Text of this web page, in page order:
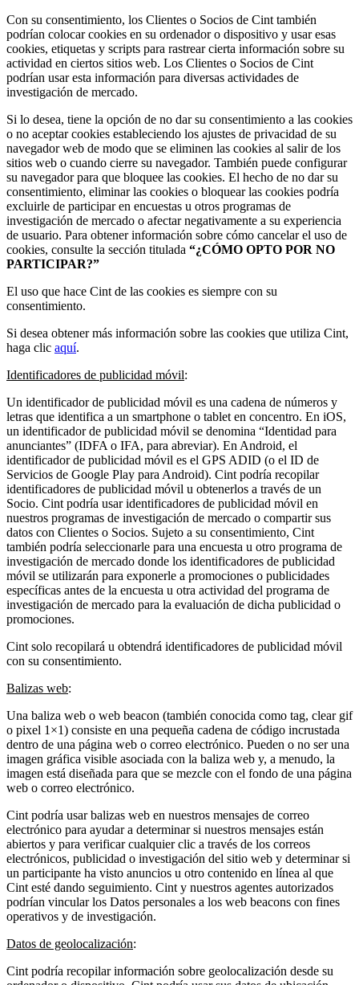
Con su consentimiento, los Clientes o Socios de Cint también
podrían colocar cookies en su ordenador o dispositivo y usar esas
cookies, etiquetas y scripts para rastrear cierta información sobre su
actividad en ciertos sitios web. Los Clientes o Socios de Cint
podrían usar esta información para diversas actividades de
investigación de mercado.
Si lo desea, tiene la opción de no dar su consentimiento a las cookies
o no aceptar cookies estableciendo los ajustes de privacidad de su
navegador web de modo que se eliminen las cookies al salir de los
sitios web o cuando cierre su navegador. También puede configurar
su navegador para que bloquee las cookies. El hecho de no dar su
consentimiento, eliminar las cookies o bloquear las cookies podría
excluirle de participar en encuestas u otros programas de
investigación de mercado o afectar negativamente a su experiencia
de usuario. Para obtener información sobre cómo cancelar el uso de
cookies, consulte la sección titulada “¿CÓMO OPTO POR NO
PARTICIPAR?”
El uso que hace Cint de las cookies es siempre con su
consentimiento.
Si desea obtener más información sobre las cookies que utiliza Cint,
haga clic aquí.
Identificadores de publicidad móvil:
Un identificador de publicidad móvil es una cadena de números y
letras que identifica a un smartphone o tablet en concentro. En iOS,
un identificador de publicidad móvil se denomina “Identidad para
anunciantes” (IDFA o IFA, para abreviar). En Android, el
identificador de publicidad móvil es el GPS ADID (o el ID de
Servicios de Google Play para Android). Cint podría recopilar
identificadores de publicidad móvil u obtenerlos a través de un
Socio. Cint podría usar identificadores de publicidad móvil en
nuestros programas de investigación de mercado o compartir sus
datos con Clientes o Socios. Sujeto a su consentimiento, Cint
también podría seleccionarle para una encuesta u otro programa de
investigación de mercado donde los identificadores de publicidad
móvil se utilizarán para exponerle a promociones o publicidades
específicas antes de la encuesta u otra actividad del programa de
investigación de mercado para la evaluación de dicha publicidad o
promociones.
Cint solo recopilará u obtendrá identificadores de publicidad móvil
con su consentimiento.
Balizas web:
Una baliza web o web beacon (también conocida como tag, clear gif
o pixel 1×1) consiste en una pequeña cadena de código incrustada
dentro de una página web o correo electrónico. Pueden o no ser una
imagen gráfica visible asociada con la baliza web y, a menudo, la
imagen está diseñada para que se mezcle con el fondo de una página
web o correo electrónico.
Cint podría usar balizas web en nuestros mensajes de correo
electrónico para ayudar a determinar si nuestros mensajes están
abiertos y para verificar cualquier clic a través de los correos
electrónicos, publicidad o investigación del sitio web y determinar si
un participante ha visto anuncios u otro contenido en línea al que
Cint esté dando seguimiento. Cint y nuestros agentes autorizados
podrían vincular los Datos personales a los web beacons con fines
operativos y de investigación.
Datos de geolocalización:
Cint podría recopilar información sobre geolocalización desde su